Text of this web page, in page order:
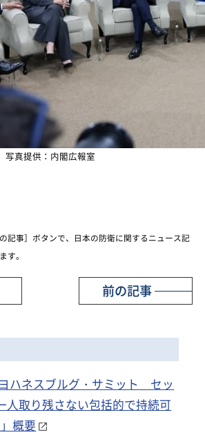
写真提供：内閣広報室
記事］ボタンで、日本の防衛に関するニュース記
す。
前の記事
ハネスブルグ・サミット セッ
人取り残さない包括的で持続可
概要